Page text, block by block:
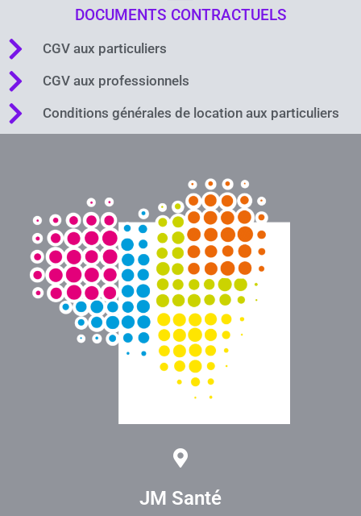
DOCUMENTS CONTRACTUELS
CGV aux particuliers
CGV aux professionnels
Conditions générales de location aux particuliers
JM Santé